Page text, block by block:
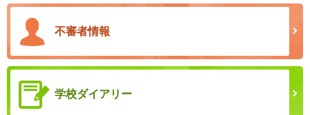
不審者情報
学校ダイアリー